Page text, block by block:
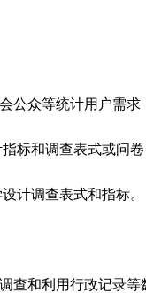
公众等统计用户需
标和调查表式或问
计调查表式和指标。
查和利用行政记录